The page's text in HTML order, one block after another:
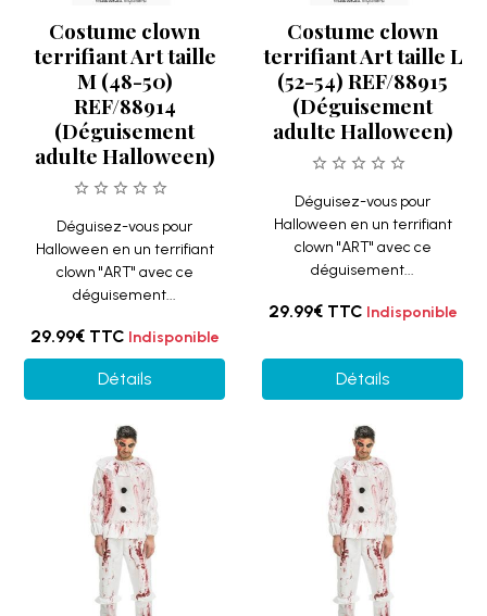
Costume clown
terrifiant Art taille
M (48-50)
REF/88914
(Déguisement
adulte Halloween)
Déguisez-vous pour
Halloween en un terrifiant
clown "ART" avec ce
déguisement...
29.99€ TTC Indisponible
Détails
Costume clown
terrifiant Art taille L
(52-54) REF/88915
(Déguisement
adulte Halloween)
Déguisez-vous pour
Halloween en un terrifiant
clown "ART" avec ce
déguisement...
29.99€ TTC Indisponible
Détails